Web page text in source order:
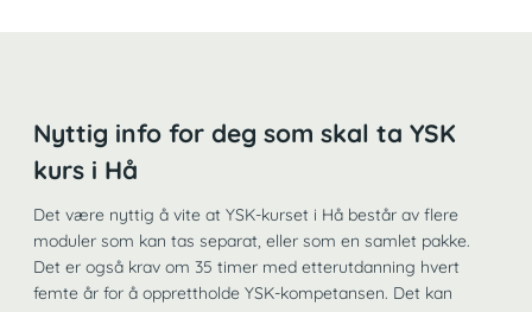
Nyttig info for deg som skal ta YSK
kurs i Hå
Det være nyttig å vite at YSK-kurset i Hå består av flere
moduler som kan tas separat, eller som en samlet pakke.
Det er også krav om 35 timer med etterutdanning hvert
femte år for å opprettholde YSK-kompetansen. Det kan